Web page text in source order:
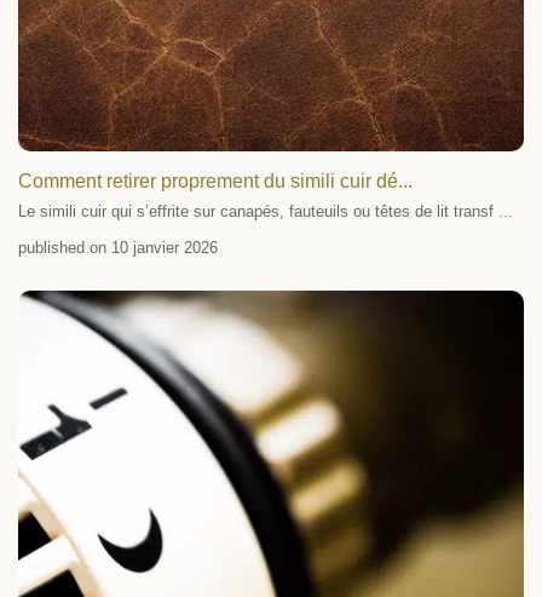
Comment retirer proprement du simili cuir dé...
Le simili cuir qui s’effrite sur canapés, fauteuils ou têtes de lit transf ...
published on 10 janvier 2026